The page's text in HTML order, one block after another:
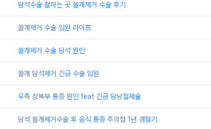
담석수술 잘하는 곳 쓸개제거 수술 후기
쓸개제거 수술 입원 라이프
쓸개제거 수술 담석 원인
쓸개 담석제거 긴급 수술 입원
우측 상복부 통증 원인 feat 긴급 담낭절제술
담석 쓸개제거수술 후 음식 통증 주의점 1년 경험기